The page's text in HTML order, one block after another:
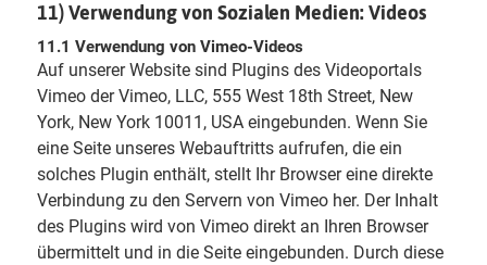
11) Verwendung von Sozialen Medien: Videos
11.1 Verwendung von Vimeo-Videos
Auf unserer Website sind Plugins des Videoportals
Vimeo der Vimeo, LLC, 555 West 18th Street, New
York, New York 10011, USA eingebunden. Wenn Sie
eine Seite unseres Webauftritts aufrufen, die ein
solches Plugin enthält, stellt Ihr Browser eine direkte
Verbindung zu den Servern von Vimeo her. Der Inhalt
des Plugins wird von Vimeo direkt an Ihren Browser
übermittelt und in die Seite eingebunden. Durch diese